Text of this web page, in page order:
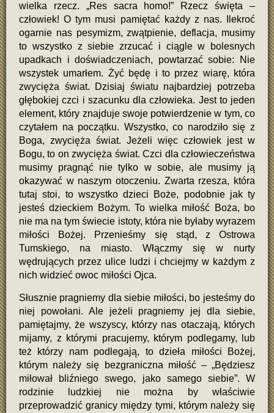
wielka rzecz. „Res sacra homo!” Rzecz święta –
człowiek! O tym musi pamiętać każdy z nas. Ilekroć
ogarnie nas pesymizm, zwątpienie, deflacja, musimy
to wszystko z siebie zrzucać i ciągle w bolesnych
upadkach i doświadczeniach, powtarzać sobie: Nie
wszystek umarłem. Żyć będę i to przez wiarę, która
zwycięża świat. Dzisiaj światu najbardziej potrzeba
głębokiej czci i szacunku dla człowieka. Jest to jeden
element, który znajduje swoje potwierdzenie w tym, co
czytałem na początku. Wszystko, co narodziło się z
Boga, zwycięża świat. Jeżeli więc człowiek jest w
Bogu, to on zwycięża świat. Czci dla człowieczeństwa
musimy pragnąć nie tylko w sobie, ale musimy ją
okazywać w naszym otoczeniu. Zwarta rzesza, która
tutaj stoi, to wszystko dzieci Boże, podobnie jak ty
jesteś dzieckiem Bożym. To wielka miłość Boża, bo
nie ma na tym świecie istoty, która nie byłaby wyrazem
miłości Bożej. Przenieśmy się stąd, z Ostrowa
Tumskiego, na miasto. Włączmy się w nurty
wędrujących przez ulice ludzi i chciejmy w każdym z
nich widzieć owoc miłości Ojca.
Słusznie pragniemy dla siebie miłości, bo jesteśmy do
niej powołani. Ale jeżeli pragniemy jej dla siebie,
pamiętajmy, że wszyscy, którzy nas otaczają, których
mijamy, z którymi pracujemy, którym podlegamy, lub
też którzy nam podlegają, to dzieła miłości Bożej,
którym należy się bezgraniczna miłość – „Będziesz
miłował bliźniego swego, jako samego siebie”. W
rodzinie ludzkiej nie można by właściwie
przeprowadzić granicy między tymi, którym należy się